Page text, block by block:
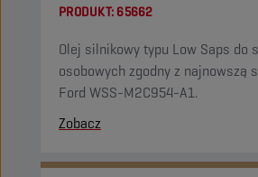
PRODUKT: 65662
Olej silnikowy typu Low Saps do
osobowych zgodny z najnowszą
Ford WSS-M2C954-A1.
Zobacz